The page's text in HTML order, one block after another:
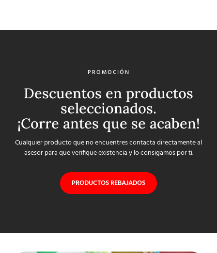
PROMOCIÓN
Descuentos en productos
seleccionados.
¡Corre antes que se acaben!
Cualquier producto que no encuentres contacta directamente al
asesor para que verifique existencia y lo consigamos por ti.
PRODUCTOS REBAJADOS